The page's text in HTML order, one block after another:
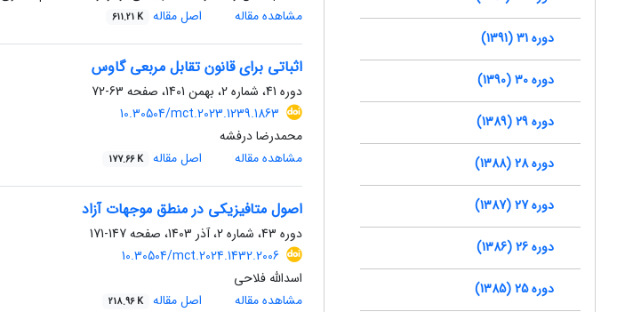
مشاهده مقاله
اصل مقاله 611.21 K
اثباتی برای قانون تقابل مربعی گاوس
دوره 41، شماره 2، بهمن 1401، صفحه
63-72
10.30504/mct.2023.1239.1863
محمدرضا درفشه
مشاهده مقاله
اصل مقاله 177.66 K
اصول متافیزیکی در منطق موجهات آزاد
دوره 43، شماره 2، آذر 1403، صفحه
147-171
10.30504/mct.2024.1432.2006
اسدالله فلاحی
مشاهده مقاله
اصل مقاله 218.96 K
دوره 31 (1391)
دوره 30 (1390)
دوره 29 (1389)
دوره 28 (1388)
دوره 27 (1387)
دوره 26 (1386)
دوره 25 (1385)